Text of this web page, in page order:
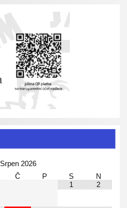
Srpen 2026
Č P S
N
1
2